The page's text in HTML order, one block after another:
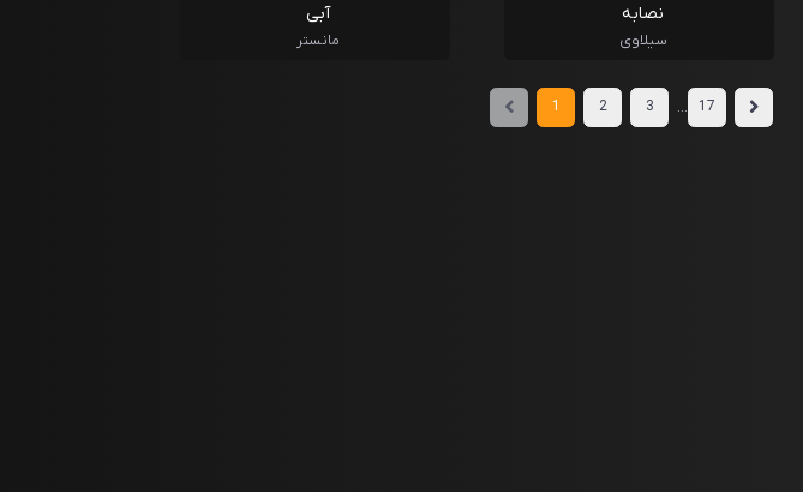
نصابه
سیلاوی
آبی
مانستر
1 2 3 ... 17